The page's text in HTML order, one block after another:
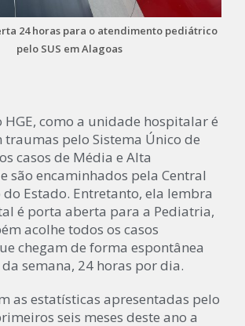
24 horas para o atendimento pediátrico
pelo SUS em Alagoas
como a unidade hospitalar é
traumas pelo Sistema Único de
casos de Média e Alta
são encaminhados pela Central
do Estado. Entretanto, ela lembra
é porta aberta para a Pediatria,
acolhe todos os casos
chegam de forma espontânea
semana, 24 horas por dia.
as estatísticas apresentadas pelo
seis meses deste ano a